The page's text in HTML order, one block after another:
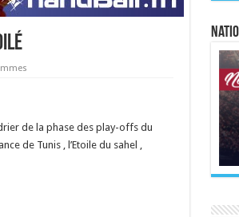
de la phase des play-offs du
de Tunis , l’Etoile du sahel ,